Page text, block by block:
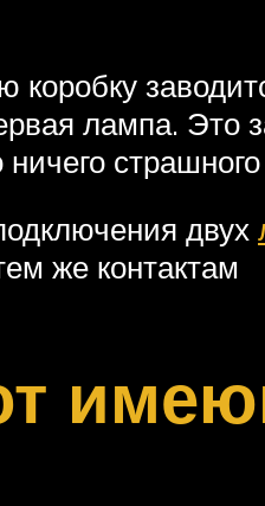
коробку
лампа. Это
двух
же контактам